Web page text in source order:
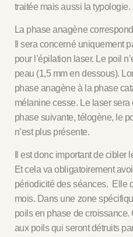
traitée mais aussi la typologie.
La phase anagène
Il sera concerné uniquement
pour l’épilation laser. Le poil
peau (1,5 mm en dessous).
phase anagène à la phase
mélanine cesse. Le laser
phase suivante, télogène, le
n’est plus présente.
Il est donc important de
Et cela va obligatoirement
périodicité des séances. Elle
mois. Dans une zone
poils en phase de
aux poils qui seront détruits